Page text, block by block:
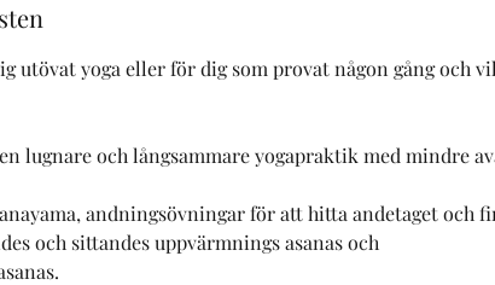
utövat yoga eller för dig som provat någon gång och
lugnare och långsammare yogapraktik med mindre
andningsövningar för att hitta andetaget och
och sittandes uppvärmnings asanas och